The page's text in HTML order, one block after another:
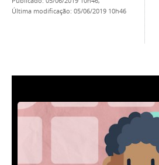
última modificação: 05/06/2019 10h46